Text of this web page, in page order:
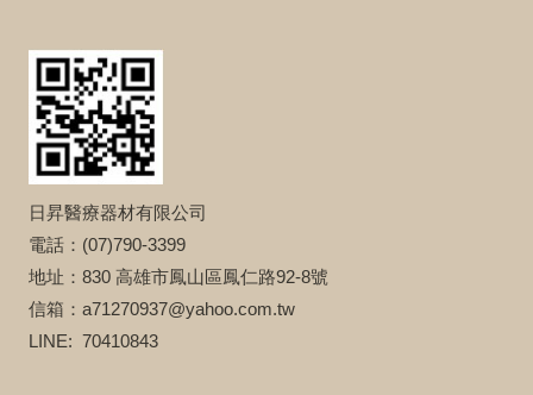
日昇醫療器材有限公司
電話：(07)790-3399
地址：830 高雄市鳳山區鳳仁路92-8號
信箱：a71270937@yahoo.com.tw
LINE: 70410843